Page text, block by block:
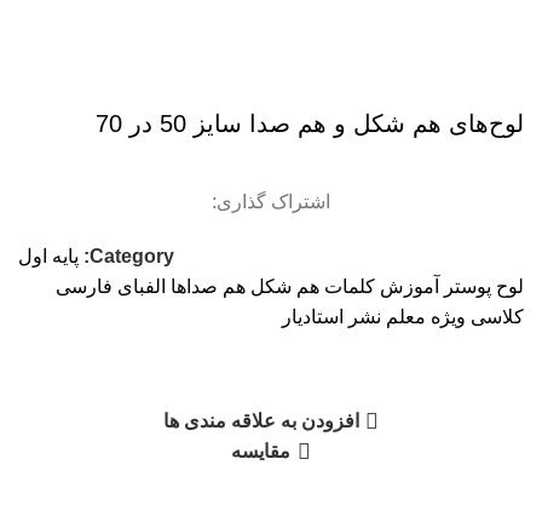
لوح‌های هم شكل و هم صدا سایز 50 در 70
اشتراک گذاری:
Category: پایه اول
لوح پوستر آموزش کلمات هم شکل هم صداها الفبای فارسی
کلاسی ویژه معلم نشر استادیار
افزودن به علاقه مندی ها
مقایسه